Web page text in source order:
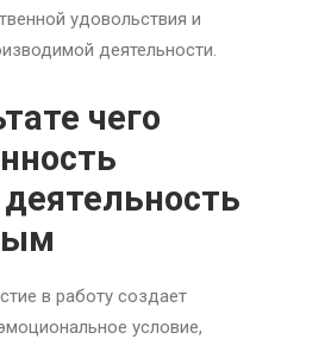
удовольствия и
деятельности.
чего
в работу создает
условие,